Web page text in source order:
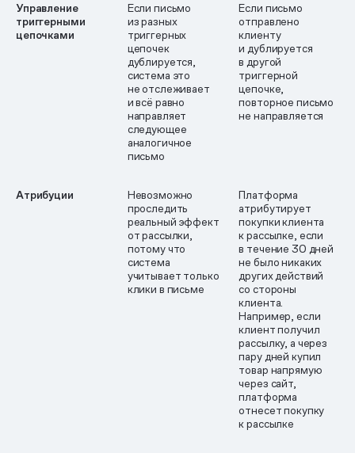
Управление
триггерными
цепочками
Если письмо
из разных
триггерных
цепочек
дублируется,
система это
не отслеживает
и всё равно
направляет
следующее
аналогичное
письмо
Если письмо
отправлено
клиенту
и дублируется
в другой
триггерной
цепочке,
повторное письмо
не направляется
Атрибуции
Невозможно
проследить
реальный эффект
от рассылки,
потому что
система
учитывает только
клики в письме
Платформа
атрибутирует
покупки клиента
к рассылке, если
в течение 30 дней
не было никаких
других действий
со стороны
клиента.
Например, если
клиент получил
рассылку, а через
пару дней купил
товар напрямую
через сайт,
платформа
отнесет покупку
к рассылке